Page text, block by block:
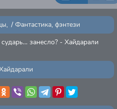
/ Фантастика, фэнтези
сударь… занесло? - Хайдарали